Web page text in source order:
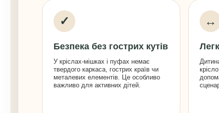
✓
Безпека без гострих кутів
У кріслах-мішках і пуфах немає
твердого каркаса, гострих країв чи
металевих елементів. Це особливо
важливо для активних дітей.
↔